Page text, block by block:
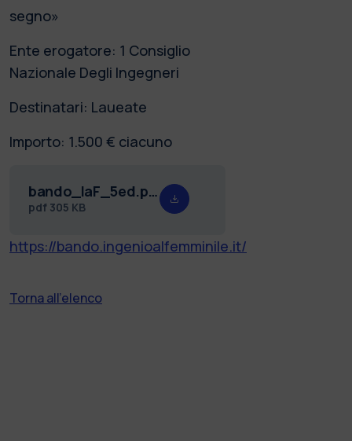
segno»
Ente erogatore: 1 Consiglio
Nazionale Degli Ingegneri
Destinatari: Laueate
Importo: 1.500 € ciacuno
bando_IaF_5ed.pdf
pdf 305 KB
https://bando.ingenioalfemminile.it/
Torna all'elenco